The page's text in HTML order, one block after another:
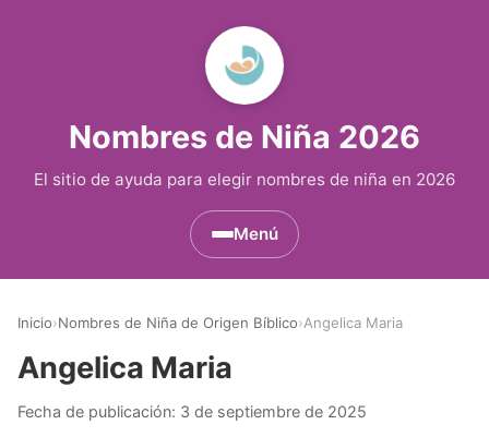
Nombres de Niña 2026
El sitio de ayuda para elegir nombres de niña en 2026
Menú
Inicio›Nombres de Niña de Origen Bíblico›Angelica Maria
Angelica Maria
Fecha de publicación: 3 de septiembre de 2025